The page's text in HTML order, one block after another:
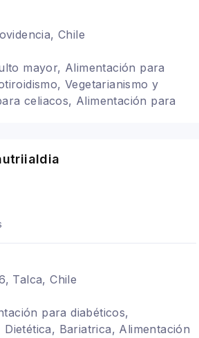
Chile
mayor, Alimentación para
Vegetarianismo y
celiacos, Alimentación para
Talca, Chile
para diabéticos,
Bariatrica, Alimentación